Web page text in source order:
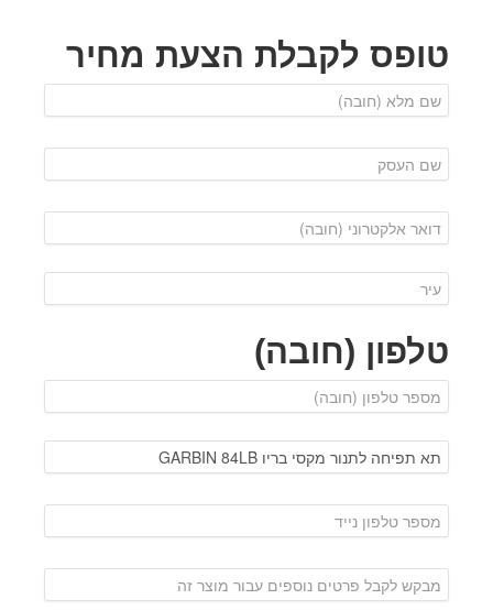
טופס לקבלת הצעת מחיר
טלפון (חובה)